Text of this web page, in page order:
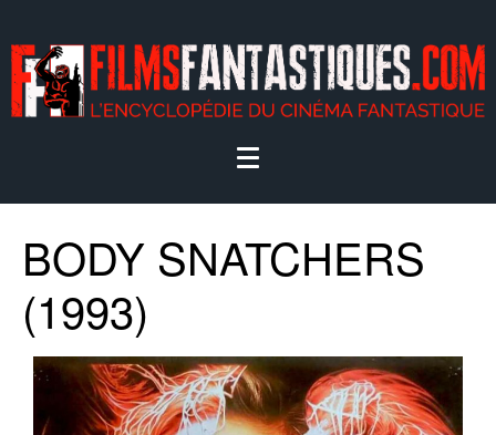
BODY SNATCHERS
(1993)